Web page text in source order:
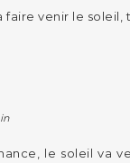
faire venir le soleil,
le soleil va